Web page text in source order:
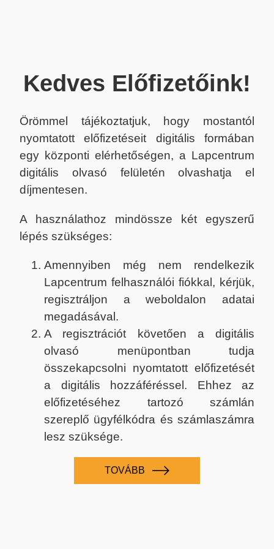
Kedves Előfizetőink!
Örömmel tájékoztatjuk, hogy mostantól
nyomtatott előfizetéseit digitális formában
egy központi elérhetőségen, a Lapcentrum
digitális olvasó felületén olvashatja el
díjmentesen.
A használathoz mindössze két egyszerű
lépés szükséges:
Amennyiben még nem rendelkezik
Lapcentrum felhasználói fiókkal, kérjük,
regisztráljon a weboldalon adatai
megadásával.
A regisztrációt követően a digitális
olvasó menüpontban tudja
összekapcsolni nyomtatott előfizetését
a digitális hozzáféréssel. Ehhez az
előfizetéséhez tartozó számlán
szereplő ügyfélkódra és számlaszámra
lesz szüksége.
TOVÁBB